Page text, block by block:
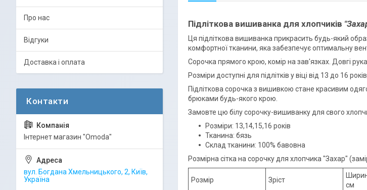
Підліткова вишиванка для хлопчиків
Ця підліткова вишиванка прикрасить будь-який
комфортної тканини, яка забезпечує оптимальну
Сорочка прямого крою, комір на зав'язках. Довгі
Розміри доступні для підлітків у віці від 13 до 16
Підліткова сорочка з вишивкою стане красивим
брюками будь-якого крою.
Замовте цю білу сорочку-вишиванку для свого
Розміри: 13,14,15,16 років
Тканина: бязь
Склад тканини: 100% бавовна
Розмірна сітка на сорочку для хлопчика "Захар"
Розмір Зріст
см
Про нас
Відгуки
Доставка і оплата
Інтернет магазин "Omoda"
вул. Богдана Хмельницького, 2, Київ,
Україна